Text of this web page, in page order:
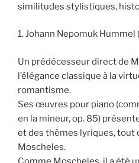
similitudes stylistiques,
1. Johann Nepomuk Hummel
Un prédécesseur direct de
l’élégance classique à la
romantisme.
Ses œuvres pour piano
en la mineur, op. 85)
et des thèmes lyriques, tout
Moscheles.